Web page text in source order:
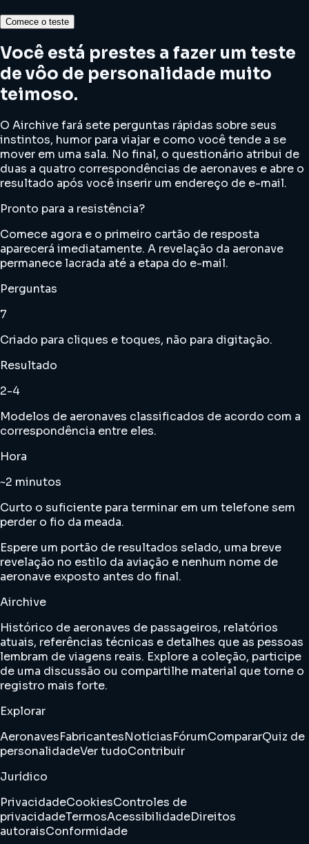
Comece o teste
Você está prestes a fazer um teste
de vôo de personalidade muito
teimoso.
O Airchive fará sete perguntas rápidas sobre seus
instintos, humor para viajar e como você tende a se
mover em uma sala. No final, o questionário atribui de
duas a quatro correspondências de aeronaves e abre o
resultado após você inserir um endereço de e-mail.
Pronto para a resistência?
Comece agora e o primeiro cartão de resposta
aparecerá imediatamente. A revelação da aeronave
permanece lacrada até a etapa do e-mail.
Perguntas
7
Criado para cliques e toques, não para digitação.
Resultado
2-4
Modelos de aeronaves classificados de acordo com a
correspondência entre eles.
Hora
~2 minutos
Curto o suficiente para terminar em um telefone sem
perder o fio da meada.
Espere um portão de resultados selado, uma breve
revelação no estilo da aviação e nenhum nome de
aeronave exposto antes do final.
Airchive
Histórico de aeronaves de passageiros, relatórios
atuais, referências técnicas e detalhes que as pessoas
lembram de viagens reais. Explore a coleção, participe
de uma discussão ou compartilhe material que torne o
registro mais forte.
Explorar
AeronavesFabricantesNotíciasFórumCompararQuiz de
personalidadeVer tudoContribuir
Jurídico
PrivacidadeCookiesControles de
privacidadeTermosAcessibilidadeDireitos
autoraisConformidade